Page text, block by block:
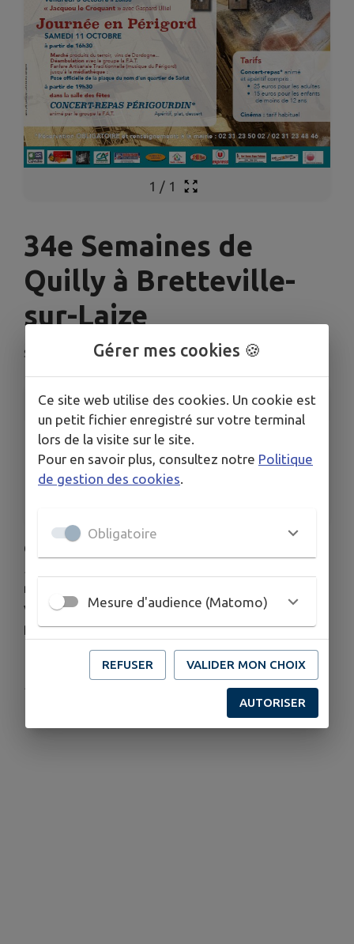
1 / 1
34e Semaines de
Quilly à Bretteville-
sur-Laize
Soignolles
INFORMATIONS PRATIQUES
LIEU
Salle des fêtes de BRETTEVILLE SUR LAIZE
DATES
Cet événement culturel, porté par l’association
municipalité, mettra cette année à l’honneur
ville de Sarlat et le Périgord Noir, à travers une
programmation festive, musicale et conviviale.
Publié par MAIRIE
Gérer mes cookies 🍪
Ce site web utilise des cookies. Un cookie est
un petit fichier enregistré sur votre terminal
lors de la visite sur le site.
Pour en savoir plus, consultez notre Politique
de gestion des cookies.
Obligatoire
Mesure d'audience (Matomo)
REFUSER VALIDER MON CHOIX
AUTORISER